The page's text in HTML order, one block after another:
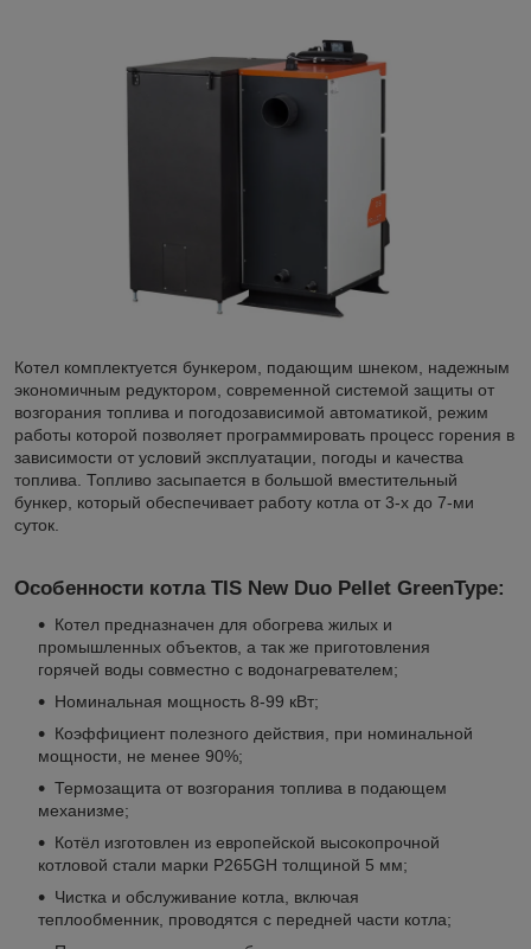
Котел комплектуется бункером, подающим шнеком, надежным
экономичным редуктором, современной системой защиты от
возгорания топлива и погодозависимой автоматикой, режим
работы которой позволяет программировать процесс горения в
зависимости от условий эксплуатации, погоды и качества
топлива. Топливо засыпается в большой вместительный
бункер, который обеспечивает работу котла от 3-х до 7-ми
суток.
Особенности котла TIS New Duo Pellet GreenType:
Котел предназначен для обогрева жилых и
промышленных объектов, а так же приготовления
горячей воды совместно с водонагревателем;
Номинальная мощность 8-99 кВт;
Коэффициент полезного действия, при номинальной
мощности, не менее 90%;
Термозащита от возгорания топлива в подающем
механизме;
Котёл изготовлен из европейской высокопрочной
котловой стали марки P265GH толщиной 5 мм;
Чистка и обслуживание котла, включая
теплообменник, проводятся с передней части котла;